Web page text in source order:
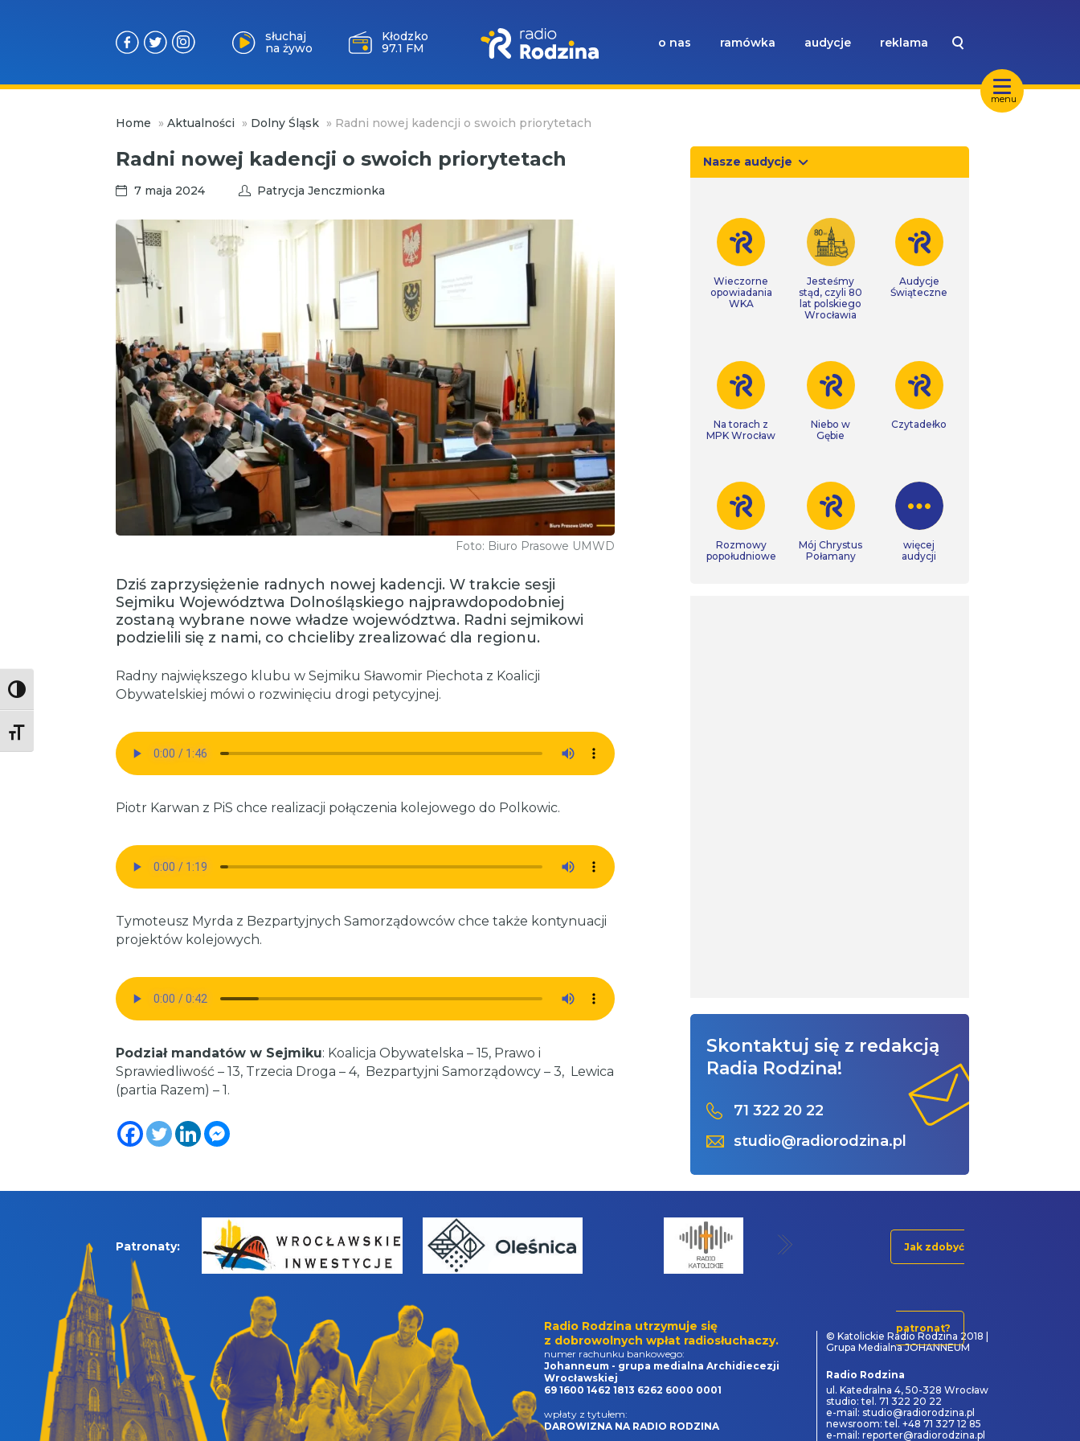
Toggle High Contrast
Toggle Font size
menu
słuchaj
na żywo
Kłodzko
97.1 FM
o nas ramówka audycje reklama
Home » Aktualności » Dolny Śląsk » Radni nowej kadencji o swoich priorytetach
Radni nowej kadencji o swoich priorytetach
7 maja 2024 Patrycja Jenczmionka
Foto: Biuro Prasowe UMWD
Dziś zaprzysiężenie radnych nowej kadencji. W trakcie sesji
Sejmiku Województwa Dolnośląskiego najprawdopodobniej
zostaną wybrane nowe władze województwa. Radni sejmikowi
podzielili się z nami, co chcieliby zrealizować dla regionu.
Radny największego klubu w Sejmiku Sławomir Piechota z Koalicji
Obywatelskiej mówi o rozwinięciu drogi petycyjnej.
Piotr Karwan z PiS chce realizacji połączenia kolejowego do Polkowic.
Tymoteusz Myrda z Bezpartyjnych Samorządowców chce także kontynuacji
projektów kolejowych.
Podział mandatów w Sejmiku: Koalicja Obywatelska – 15, Prawo i
Sprawiedliwość – 13, Trzecia Droga – 4, Bezpartyjni Samorządowcy – 3, Lewica
(partia Razem) – 1.
Nasze audycje
Wieczorne
opowiadania
WKA
Jesteśmy
stąd, czyli 80
lat polskiego
Wrocławia
Audycje
Świąteczne
Na torach z
MPK Wrocław
Niebo w
Gębie
Czytadełko
Rozmowy
popołudniowe
Mój Chrystus
Połamany
więcej
audycji
Skontaktuj się z redakcją
Radia Rodzina!
71 322 20 22
studio@radiorodzina.pl
Patronaty: Jak zdobyć
patronat?
Radio Rodzina utrzymuje się
z dobrowolnych wpłat radiosłuchaczy.
numer rachunku bankowego:
Johanneum - grupa medialna Archidiecezji
Wrocławskiej
69 1600 1462 1813 6262 6000 0001
wpłaty z tytułem:
DAROWIZNA NA RADIO RODZINA
© Katolickie Radio Rodzina 2018 |
Grupa Medialna JOHANNEUM
Radio Rodzina
ul. Katedralna 4, 50-328 Wrocław
studio: tel. 71 322 20 22
e-mail: studio@radiorodzina.pl
newsroom: tel. +48 71 327 12 85
e-mail: reporter@radiorodzina.pl